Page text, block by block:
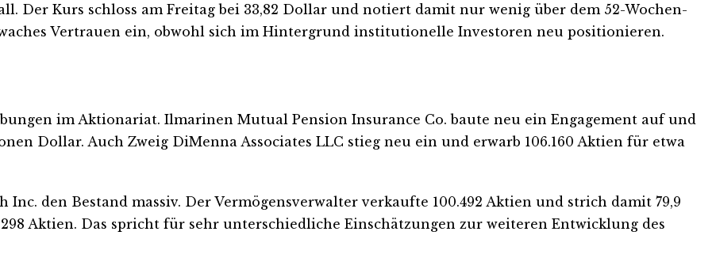
Der Kurs schloss am Freitag bei 33,82 Dollar und notiert damit nur wenig über dem 52-Wochen-
Vertrauen ein, obwohl sich im Hintergrund institutionelle Investoren neu positionieren.
im Aktionariat. Ilmarinen Mutual Pension Insurance Co. baute neu ein Engagement auf und
Dollar. Auch Zweig DiMenna Associates LLC stieg neu ein und erwarb 106.160 Aktien für etwa
den Bestand massiv. Der Vermögensverwalter verkaufte 100.492 Aktien und strich damit 79,9
Aktien. Das spricht für sehr unterschiedliche Einschätzungen zur weiteren Entwicklung des